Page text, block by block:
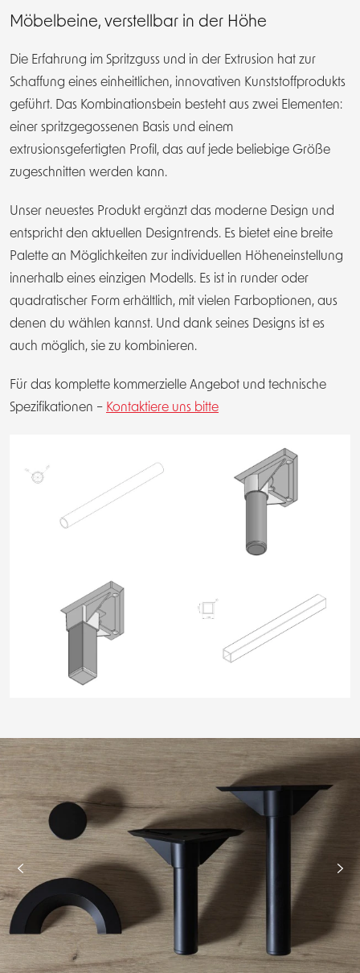
Möbelbeine, verstellbar in der Höhe
Die Erfahrung im Spritzguss und in der Extrusion hat zur
Schaffung eines einheitlichen, innovativen Kunststoffprodukts
geführt. Das Kombinationsbein besteht aus zwei Elementen:
einer spritzgegossenen Basis und einem
extrusionsgefertigten Profil, das auf jede beliebige Größe
zugeschnitten werden kann.
Unser neuestes Produkt ergänzt das moderne Design und
entspricht den aktuellen Designtrends. Es bietet eine breite
Palette an Möglichkeiten zur individuellen Höheneinstellung
innerhalb eines einzigen Modells. Es ist in runder oder
quadratischer Form erhältlich, mit vielen Farboptionen, aus
denen du wählen kannst. Und dank seines Designs ist es
auch möglich, sie zu kombinieren.
Für das komplette kommerzielle Angebot und technische
Spezifikationen – Kontaktiere uns bitte